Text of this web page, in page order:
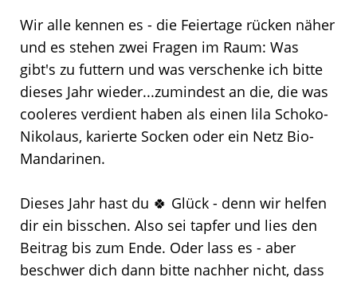
Wir alle kennen es - die Feiertage rücken näher
und es stehen zwei Fragen im Raum: Was
gibt's zu futtern und was verschenke ich bitte
dieses Jahr wieder...zumindest an die, die was
cooleres verdient haben als einen lila Schoko-
Nikolaus, karierte Socken oder ein Netz Bio-
Mandarinen.
Dieses Jahr hast du 🍀 Glück - denn wir helfen
dir ein bisschen. Also sei tapfer und lies den
Beitrag bis zum Ende. Oder lass es - aber
beschwer dich dann bitte nachher nicht, dass